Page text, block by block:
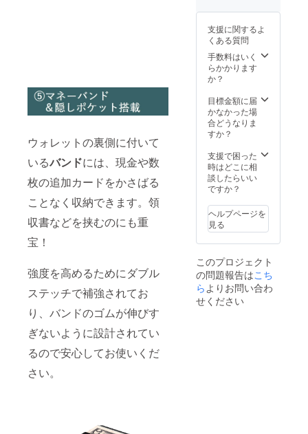
ウォレットの裏側に付いて
いるバンドには、現金や数
枚の追加カードをかさばる
ことなく収納できます。領
収書などを挟むのにも重
宝！
強度を高めるためにダブル
ステッチで補強されてお
り、バンドのゴムが伸びす
ぎないように設計されてい
るので安心してお使いくだ
さい。
返品は
お受け
できま
せんこ
と、予
めご了
ござい
ます。
※使用感
による
返品に
など、
による
返品は
お受け
と、予
めご了
承願い
ます。
荷時期
る場合
があり
ます。
※皆様の
応援購
り量産
効率が
向上し
た場
規販売
価格が
販売予
定価格
がる可
能性も
ござい
ます。
による
返品に
など、
支援者
様都合
支援に関するよ
くある質問
手数料はいく
らかかります
か？
目標金額に届
かなかった場
合どうなりま
すか？
支援で困った
時はどこに相
談したらいい
ですか？
ヘルプページを
見る
このプロジェクト
の問題報告はこち
ら よりお問い合わ
せください